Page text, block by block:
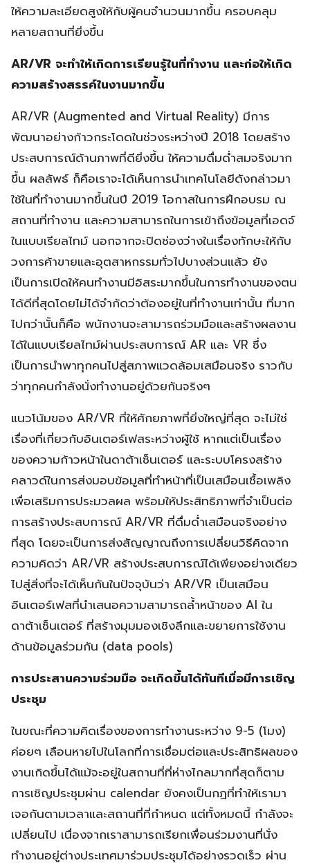
ให้ความละเอียดสูงให้กับผู้คนจำนวนมากขึ้น ครอบคลุม
หลายสถานที่ยิ่งขึ้น
AR/VR จะทำให้เกิดการเรียนรู้ในที่ทำงาน และก่อให้เกิด
ความสร้างสรรค์ในงานมากขึ้น
AR/VR (Augmented and Virtual Reality) มีการ
พัฒนาอย่างก้าวกระโดดในช่วงระหว่างปี 2018 โดยสร้าง
ประสบการณ์ด้านภาพที่ดียิ่งขึ้น ให้ความดื่มด่ำสมจริงมาก
ขึ้น ผลลัพธ์ ก็คือเราจะได้เห็นการนำเทคโนโลยีดังกล่าวมา
ใช้ในที่ทำงานมากขึ้นในปี 2019 โอกาสในการฝึกอบรม ณ
สถานที่ทำงาน และความสามารถในการเข้าถึงข้อมูลที่เอดจ์
ในแบบเรียลไทม์ นอกจากจะปิดช่องว่างในเรื่องทักษะให้กับ
วงการค้าขายและอุตสาหกรรมทั่วไปบางส่วนแล้ว ยัง
เป็นการเปิดให้คนทำงานมีอิสระมากขึ้นในการทำงานของตน
ได้ดีที่สุดโดยไม่ได้จำกัดว่าต้องอยู่ในที่ทำงานเท่านั้น ที่มาก
ไปกว่านั้นก็คือ พนักงานจะสามารถร่วมมือและสร้างผลงาน
ได้ในแบบเรียลไทม์ผ่านประสบการณ์ AR และ VR ซึ่ง
เป็นการนำพาทุกคนไปสู่สภาพแวดล้อมเสมือนจริง ราวกับ
ว่าทุกคนกำลังนั่งทำงานอยู่ด้วยกันจริงๆ
แนวโน้มของ AR/VR ที่ให้ศักยภาพที่ยิ่งใหญ่ที่สุด จะไม่ใช่
เรื่องที่เกี่ยวกับอินเตอร์เฟสระหว่างผู้ใช้ หากแต่เป็นเรื่อง
ของความก้าวหน้าในดาต้าเซ็นเตอร์ และระบบโครงสร้าง
คลาวด์ในการส่งมอบข้อมูลที่ทำหน้าที่เป็นเสมือนเชื้อเพลิง
เพื่อเสริมการประมวลผล พร้อมให้ประสิทธิภาพที่จำเป็นต่อ
การสร้างประสบการณ์ AR/VR ที่ดื่มด่ำเสมือนจริงอย่าง
ที่สุด โดยจะเป็นการส่งสัญญาณถึงการเปลี่ยนวิธีคิดจาก
ความคิดว่า AR/VR สร้างประสบการณ์ได้เพียงอย่างเดียว
ไปสู่สิ่งที่จะได้เห็นกันในปัจจุบันว่า AR/VR เป็นเสมือน
อินเตอร์เฟสที่นำเสนอความสามารถล้ำหน้าของ AI ใน
ดาต้าเซ็นเตอร์ ที่สร้างมุมมองเชิงลึกและขยายการใช้งาน
ด้านข้อมูลร่วมกัน (data pools)
การประสานความร่วมมือ จะเกิดขึ้นได้ทันทีเมื่อมีการเชิญ
ประชุม
ในขณะที่ความคิดเรื่องของการทำงานระหว่าง 9-5 (โมง)
ค่อยๆ เลือนหายไปในโลกที่การเชื่อมต่อและประสิทธิผลของ
งานเกิดขึ้นได้แม้จะอยู่ในสถานที่ที่ห่างไกลมากที่สุดก็ตาม
การเชิญประชุมผ่าน calendar ยังคงเป็นกฏที่ทำให้เรามา
เจอกันตามเวลาและสถานที่ที่กำหนด แต่ทั้งหมดนี้ กำลังจะ
เปลี่ยนไป เนื่องจากเราสามารถเรียกเพื่อนร่วมงานที่นั่ง
ทำงานอยู่ต่างประเทศมาร่วมประชุมได้อย่างรวดเร็ว ผ่าน